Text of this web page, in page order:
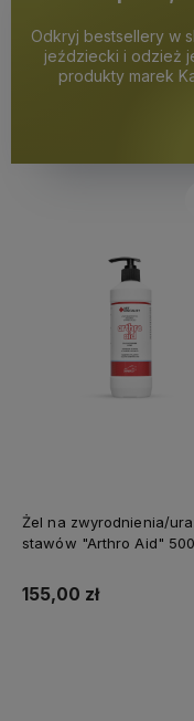
Odkryj bestsellery w
jeździecki i odzież
produkty marek
Żel na zwyrodnienia/
stawów "Arthro Aid"
155,00 zł